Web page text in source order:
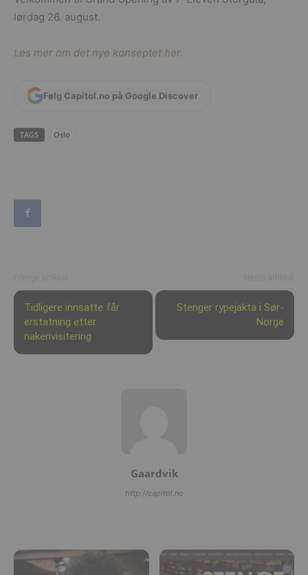
lørdag 26. august.
Les mer om det nye konseptet her.
Følg Capitol.no på Google Discover
TAGS Oslo
Tidligere innsatte får
erstatning etter
nakenvisitering
Stenger rypejakta i Sør-
Norge
Gaardvik
http://capitol.no